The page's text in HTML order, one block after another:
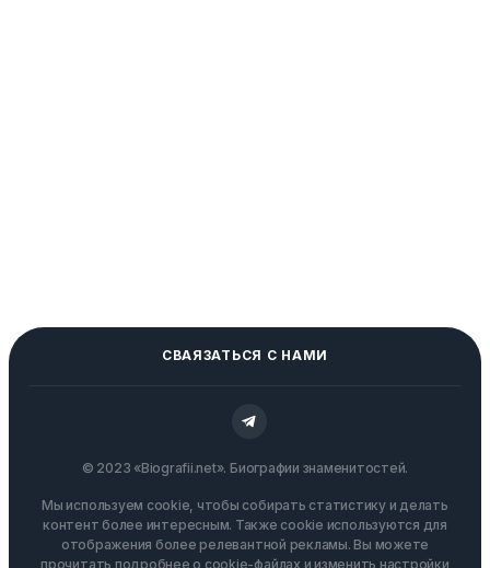
СВАЯЗАТЬСЯ С НАМИ
© 2023 «Biografii.net». Биографии знаменитостей.
Мы используем cookie, чтобы собирать статистику и делать
контент более интересным. Также cookie используются для
отображения более релевантной рекламы. Вы можете
прочитать подробнее о cookie-файлах и изменить настройки